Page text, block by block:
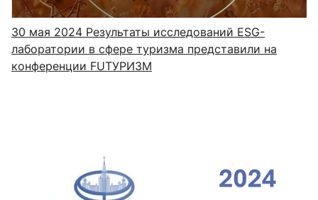
30 мая 2024 Результаты исследований ESG-
лаборатории в сфере туризма представили на
конференции FUТУРИЗМ